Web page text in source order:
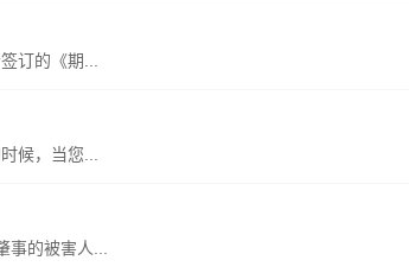
订的《期...
候，当您...
的被害人...